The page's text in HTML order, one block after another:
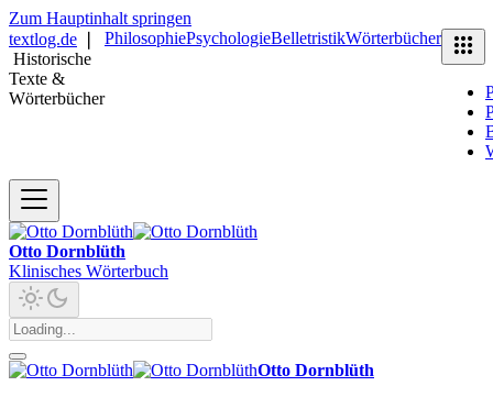
Zum Hauptinhalt springen
textlog.de
Historische
Texte &
Wörterbücher
PhilosophiePsychologieBelletristikWörterbücher
Otto Dornblüth
Klinisches Wörterbuch
Otto Dornblüth